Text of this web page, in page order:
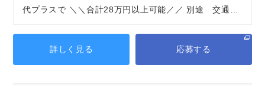
代プラスで ＼＼合計28万円以上可能／／ 別途 交通…
詳しく見る 応募する